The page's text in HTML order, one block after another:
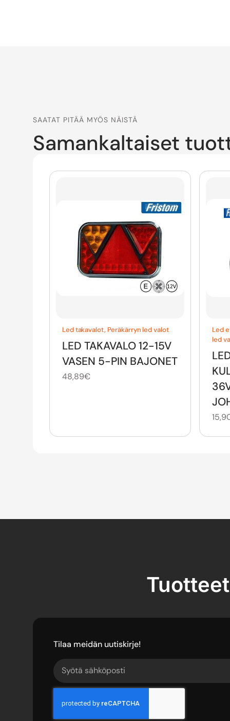
SAATAT PITÄÄ MYÖS NÄISTÄ
Samankaltaiset
Led takavalot, Peräkärryn led valot
LED TAKAVALO 12-15V
VASEN 5-PIN BAJONET
48,89€
Led
led
Tilaa meidän uutiskirje!